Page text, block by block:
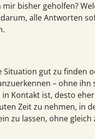
bisher geholfen?
alle Antworten
gut zu finden
– ohne
Kontakt ist, desto
Zeit zu nehmen, in
zu lassen, ohne